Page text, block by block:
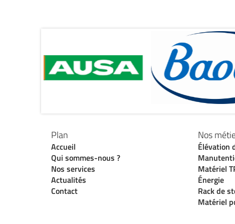
Plan
Accueil
Qui sommes-nous ?
Nos services
Actualités
Contact
Nos
Élévation
Matériel
Énergie
Rack de
Matériel